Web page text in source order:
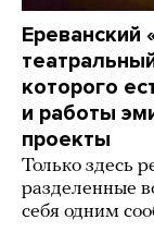
Ереванский
которого
и работы
проекты
Только здесь
разделенные
себя одним